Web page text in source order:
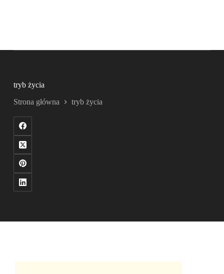
tryb życia
Strona główna tryb życia